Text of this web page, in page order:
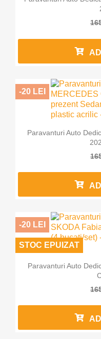
Paravanturi Auto
-20 LEI
Paravanturi Auto
-20 LEI
STOC EPUIZAT
Anuleaza